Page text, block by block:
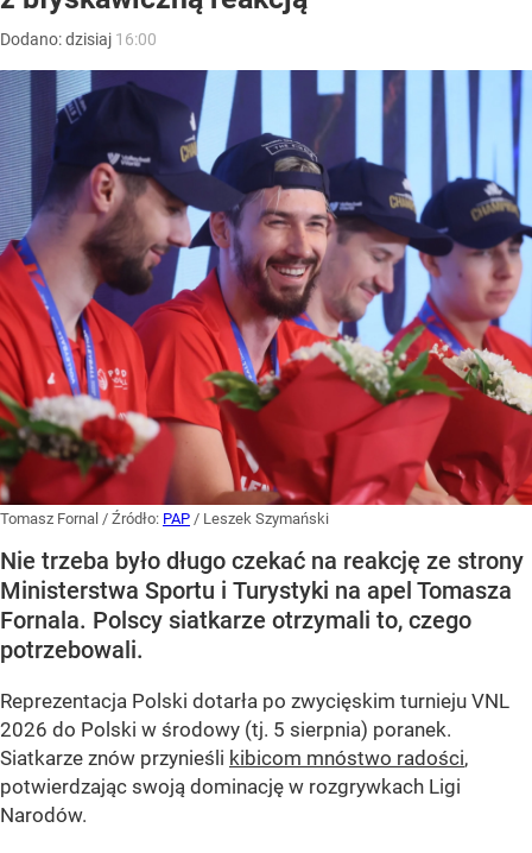
Dodano:dzisiaj 16:00
Tomasz Fornal / Źródło: PAP / Leszek Szymański
Nie trzeba było długo czekać na reakcję ze strony
Ministerstwa Sportu i Turystyki na apel Tomasza
Fornala. Polscy siatkarze otrzymali to, czego
potrzebowali.
Reprezentacja Polski dotarła po zwycięskim turnieju VNL
2026 do Polski w środowy (tj. 5 sierpnia) poranek.
Siatkarze znów przynieśli kibicom mnóstwo radości,
potwierdzając swoją dominację w rozgrywkach Ligi
Narodów.